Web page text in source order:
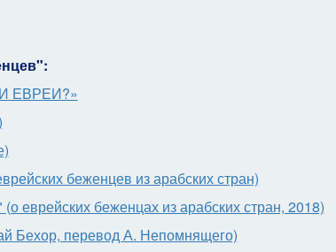
ЕВРЕИ?»
беженцев из арабских стран)
еврейских беженцах из арабских стран, 2018)
Бехор, перевод А. Непомнящего)